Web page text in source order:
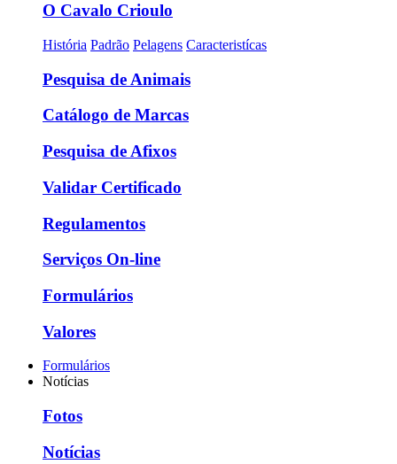
O Cavalo Crioulo
História Padrão Pelagens Caracteristícas
Pesquisa de Animais
Catálogo de Marcas
Pesquisa de Afixos
Validar Certificado
Regulamentos
Serviços On-line
Formulários
Valores
Formulários
Notícias
Fotos
Notícias